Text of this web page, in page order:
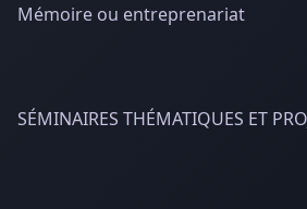
Mémoire ou entreprenariat
SÉMINAIRES THÉMATIQUES ET